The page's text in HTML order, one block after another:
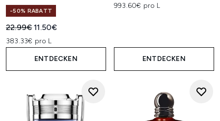
-50% RABATT
Unverbindliche Preisempfehlung:
22.99€Aktueller Preis:
11.50€
383.33€ pro L
ENTDECKEN
993.60€ pro L
ENTDECKEN